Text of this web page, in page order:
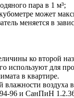
пара в 1 м³;
может
меняется в
ко второй
используют для
в квартире.
влажности воздуха
96 и СанПиН